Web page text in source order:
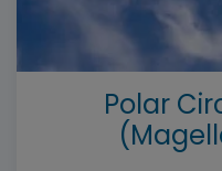
Polar